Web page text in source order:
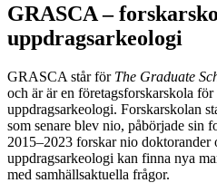
GRASCA –
uppdragsarkeologi
GRASCA står för The Graduate
och är är en företagsforskarskola för
uppdragsarkeologi. Forskarskolan
som senare blev nio, påbörjade sin
2015–2023 forskar nio doktorander
uppdragsarkeologi kan finna nya
med samhällsaktuella frågor.